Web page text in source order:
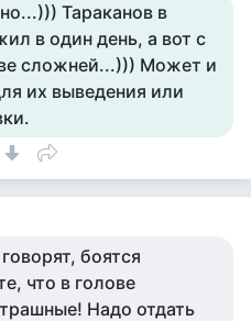
Тараканов в
в один день, а вот с
сложней...))) Может и
их выведения или
боятся
что в голове
Надо отдать